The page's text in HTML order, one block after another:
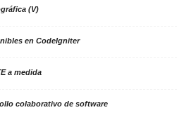
(V)
en CodeIgniter
a medida
colaborativo de software